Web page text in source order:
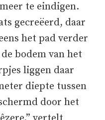
te eindigen.
gecreëerd, daar
het pad verder
bodem van het
liggen daar
diepte tussen
door het